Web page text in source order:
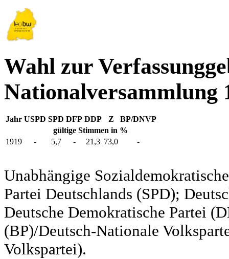
Wahl zur
Nationalversammlung
Jahr USPD SPD DFP DDP Z
BP/DNVP
gültige Stimmen in %
1919
- 5,7 - 21,3 73,0 -
Unabhängige
Partei Deutschlands (SPD);
Deutsche Demokratische Partei
(BP)/Deutsch-Nationale
Volkspartei).